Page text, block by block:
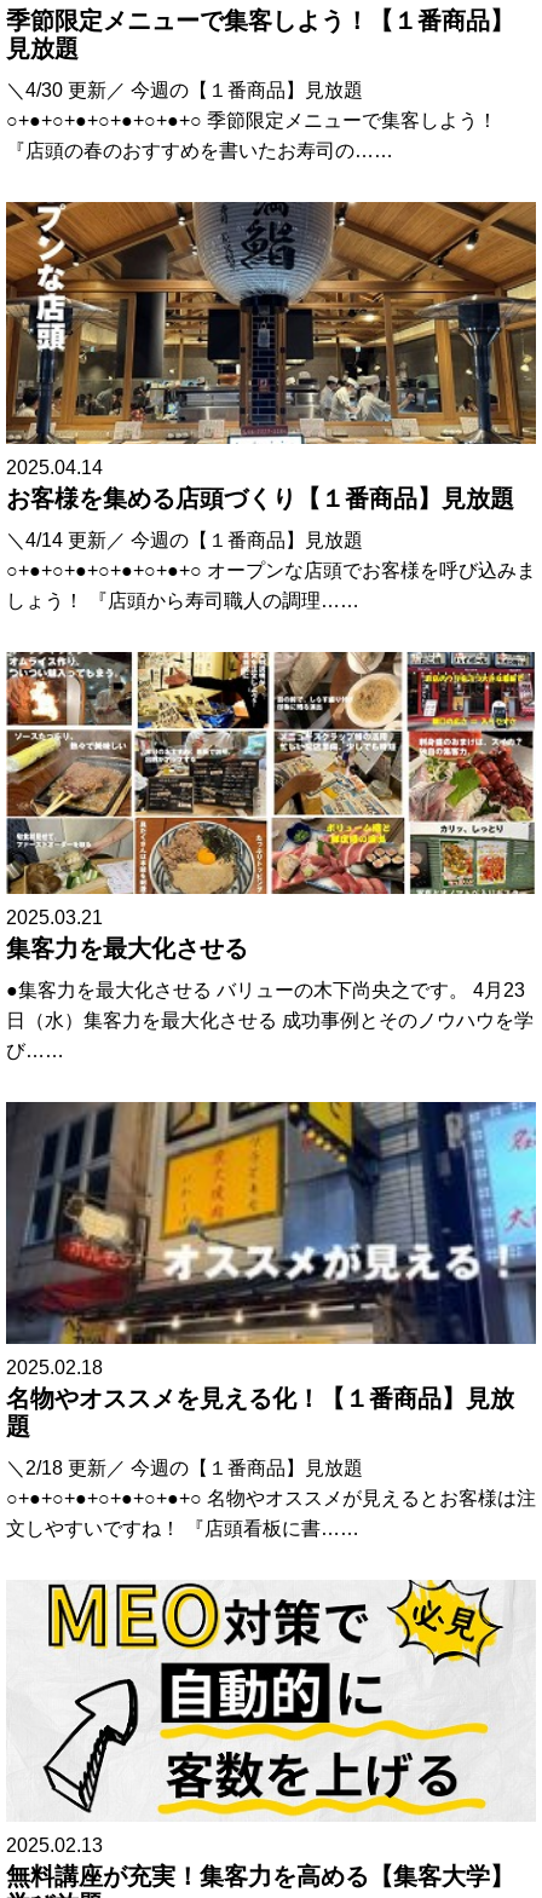
季節限定メニューで集客しよう！【１番商品】
見放題
＼4/30 更新／ 今週の【１番商品】見放題
○+●+○+●+○+●+○+●+○ 季節限定メニューで集客しよう！
『店頭の春のおすすめを書いたお寿司の……
2025.04.14
お客様を集める店頭づくり【１番商品】見放題
＼4/14 更新／ 今週の【１番商品】見放題
○+●+○+●+○+●+○+●+○ オープンな店頭でお客様を呼び込みま
しょう！ 『店頭から寿司職人の調理……
2025.03.21
集客力を最大化させる
●集客力を最大化させる バリューの木下尚央之です。 4月23
日（水）集客力を最大化させる 成功事例とそのノウハウを学
び……
2025.02.18
名物やオススメを見える化！【１番商品】見放
題
＼2/18 更新／ 今週の【１番商品】見放題
○+●+○+●+○+●+○+●+○ 名物やオススメが見えるとお客様は注
文しやすいですね！ 『店頭看板に書……
2025.02.13
無料講座が充実！集客力を高める【集客大学】